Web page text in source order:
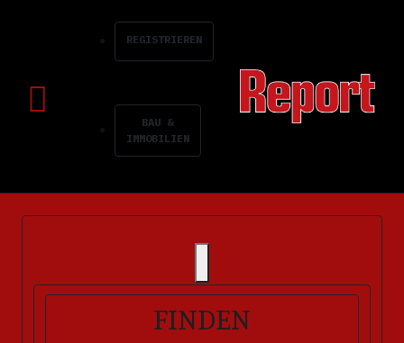
REGISTRIEREN
BAU &
IMMOBILIEN
FINDEN